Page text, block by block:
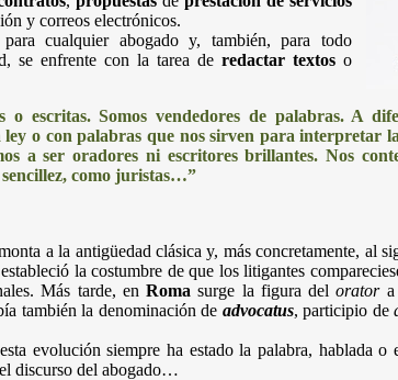
y correos electrónicos.
para cualquier abogado y, también, para todo
se enfrente con la tarea de redactar textoso
escritas. Somos vendedores de palabras. A
ley o con palabras que nos sirven para
a ser oradores ni escritores brillantes. Nos
sencillez, como juristas…”
a la antigüedad clásica y, más concretamente, al
la costumbre de que los litigantes
Más tarde, enRoma surge la figura deloratora
también la denominación de advocatus, participio de
evolución siempre ha estado la palabra, hablada o
discurso del abogado…